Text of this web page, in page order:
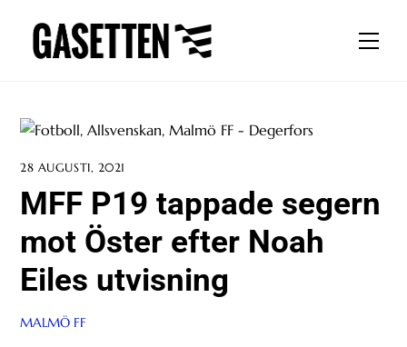
content
28 AUGUSTI, 2021
MFF P19 tappade segern
mot Öster efter Noah
Eiles utvisning
MALMÖ FF